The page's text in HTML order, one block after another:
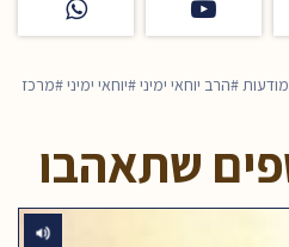
מודעות הרב יוחאי ימיני יוחאי ימיני
מרכז
שתאהבו